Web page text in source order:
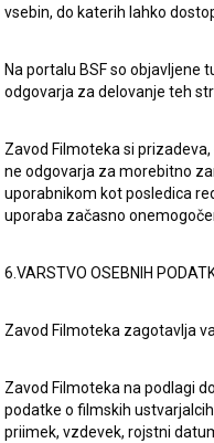
s pomočjo spodnjega
podatke
vsebin, do katerih lahko
Na portalu BSF so objavljene
odgovarja za delovanje teh
Zavod Filmoteka si
ne odgovarja za morebitno
uporabnikom kot posledica
uporaba začasno
6.VARSTVO OSEBNIH
Zavod Filmoteka zagotavlja
Zavod Filmoteka na podlagi
podatke o filmskih
priimek, vzdevek, rojstni